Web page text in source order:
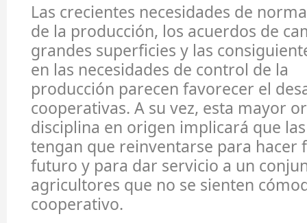
Las crecientes necesidades de
de la producción, los acuerdos de
grandes superficies y las
en las necesidades de control de la
producción parecen favorecer el
cooperativas. A su vez, esta mayor
disciplina en origen implicará que
tengan que reinventarse para hacer
futuro y para dar servicio a un
agricultores que no se sienten
cooperativo.